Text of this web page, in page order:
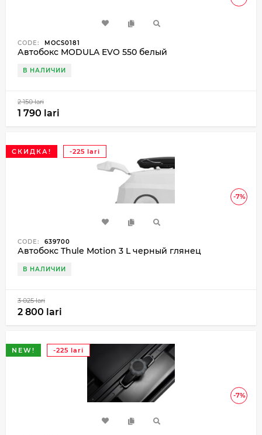
CODE: MOCS0181
Автобокс MODULA EVO 550 белый
В НАЛИЧИИ
2 150 lari
1 790 lari
-7%
СКИДКА! -225 lari
CODE: 639700
Автобокс Thule Motion 3 L черный глянец
В НАЛИЧИИ
3 025 lari
2 800 lari
-7%
NEW! -225 lari